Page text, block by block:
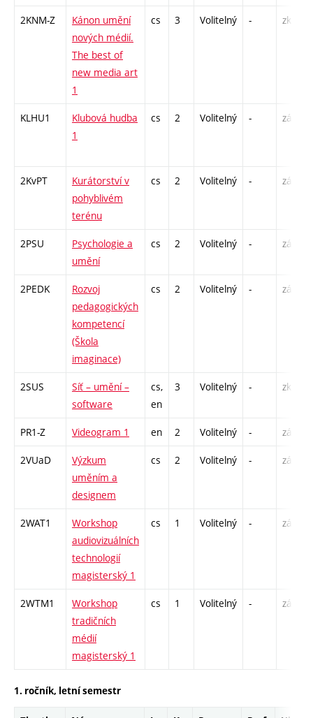
2KNM-Z
Kánon umění
nových médií.
The best of
new media art
1
cs 3 Volitelný - zk
KLHU1
Klubová hudba
1
cs 2 Volitelný - zá
2KvPT
Kurátorství v
pohyblivém
terénu
cs 2 Volitelný - zá
2PSU
Psychologie a
umění
cs 2 Volitelný - zá
2PEDK
Rozvoj
pedagogických
kompetencí
(Škola
imaginace)
cs 2 Volitelný - zá
2SUS
Síť – umění –
software
cs,
en
3 Volitelný - zk
PR1-Z Videogram 1 en 2 Volitelný - zá
2VUaD
Výzkum
uměním a
designem
cs 2 Volitelný - zá
2WAT1
Workshop
audiovizuálních
technologií
magisterský 1
cs 1 Volitelný - zá
2WTM1
Workshop
tradičních
médií
magisterský 1
cs 1 Volitelný - zá
1. ročník, letní semestr